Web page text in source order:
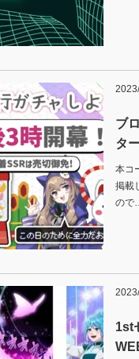
ブ
タ
本コ
掲載
の
1st